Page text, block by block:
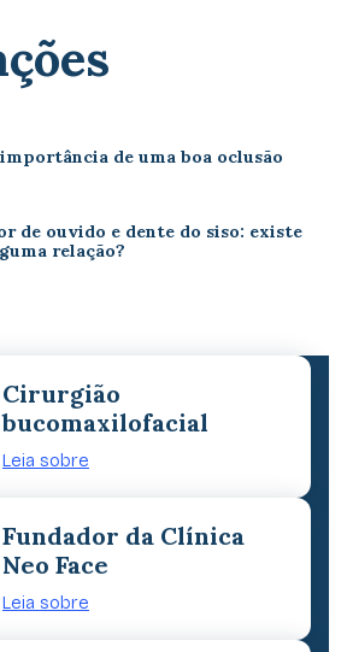
de uma boa oclusão
de ouvido e dente do siso: existe
relação?
Cirurgião
bucomaxilofacial
Leia sobre
Fundador da Clínica
Neo Face
Leia sobre